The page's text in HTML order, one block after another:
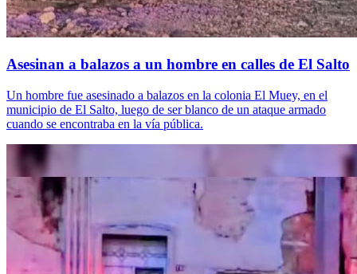
Asesinan a balazos a un hombre en calles de El Salto
Un hombre fue asesinado a balazos en la colonia El Muey, en el
municipio de El Salto, luego de ser blanco de un ataque armado
cuando se encontraba en la vía pública.